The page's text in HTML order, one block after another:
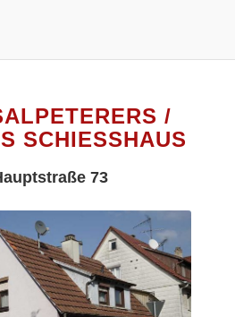
/
SCHIESSHAUS
73